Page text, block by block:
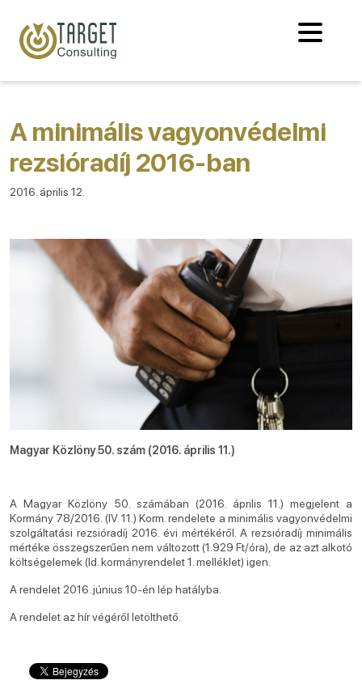
A minimális vagyonvédelmi
rezsióradíj 2016-ban
2016. április 12.
Magyar Közlöny 50. szám (2016. április 11.)
A Magyar Közlöny 50. számában (2016. április 11.) megjelent a
Kormány 78/2016. (IV. 11.) Korm. rendelete a minimális vagyonvédelmi
szolgáltatási rezsióradíj 2016. évi mértékéről. A rezsióradíj minimális
mértéke összegszerűen nem változott (1.929 Ft/óra), de az azt alkotó
költségelemek (ld. kormányrendelet 1. melléklet) igen.
A rendelet 2016. június 10-én lép hatályba.
A rendelet az hír végéről letölthető.